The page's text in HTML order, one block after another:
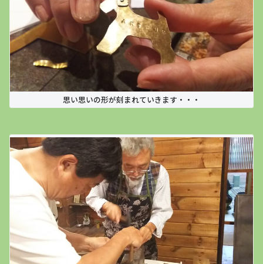
思い思いの形が刻まれていきます・・・